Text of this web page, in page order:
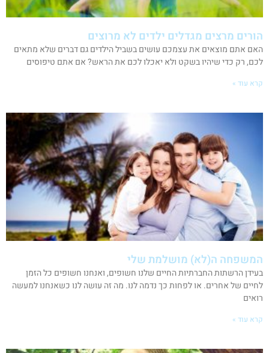
הורים מרצים מגדלים ילדים לא מרוצים
האם אתם מוצאים את עצמכם עושים בשביל הילדים גם דברים שלא מתאים
לכם, רק כדי שיהיו בשקט ולא יאכלו לכם את הראש? אם אתם טיפוסים
קרא עוד »
המשפחה ה(לא) מושלמת שלי
בעידן הרשתות החברתיות החיים שלנו חשופים, ואנחנו חשופים כל הזמן
לחיים של אחרים. או לפחות כך נדמה לנו. מה זה עושה לנו כשאנחנו למעשה
רואים
קרא עוד »